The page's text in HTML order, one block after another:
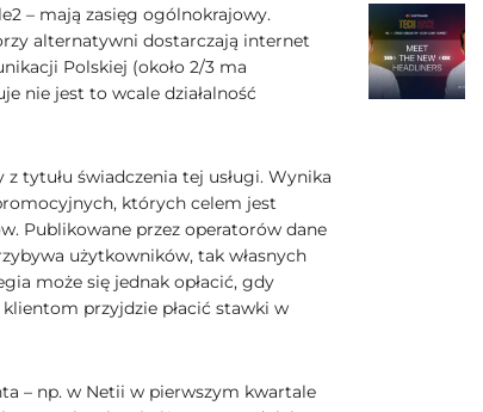
– mają zasięg ogólnokrajowy.
alternatywni dostarczają internet
Polskiej (około 2/3 ma
nie jest to wcale działalność
tytułu świadczenia tej usługi. Wynika
których celem jest
Publikowane przez operatorów dane
użytkowników, tak własnych
może się jednak opłacić, gdy
przyjdzie płacić stawki w
– np. w Netii w pierwszym kwartale